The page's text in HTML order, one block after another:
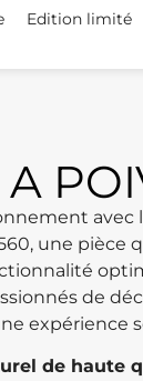
Edition limité
une pièce
de
expérience
de haute